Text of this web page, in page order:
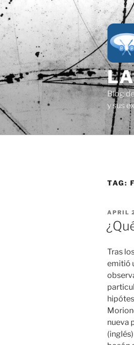
Skip
to
content
Blog
y sus
TAG:
ON
APRIL
Tras
emitió
nueva